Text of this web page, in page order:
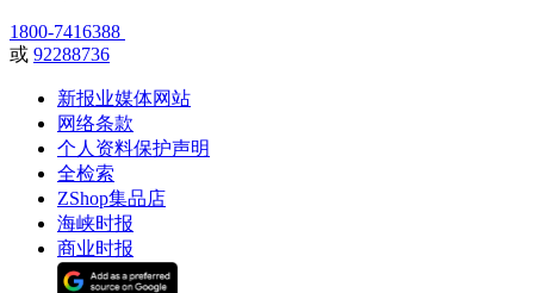
1800-7416388
或 92288736
新报业媒体网站
网络条款
个人资料保护声明
全检索
ZShop集品店
海峡时报
商业时报